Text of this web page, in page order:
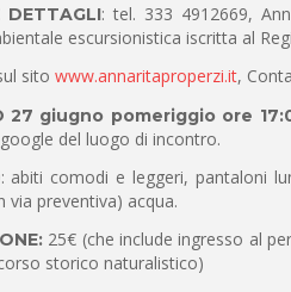
DETTAGLI: tel. 333 4912669,
escursionistica iscritta al
sito www.annaritaproperzi.it,
27 giugno pomeriggio ore
del luogo di incontro.
: abiti comodi e leggeri, pantaloni
via preventiva) acqua.
25€ (che include ingresso al
storico naturalistico)